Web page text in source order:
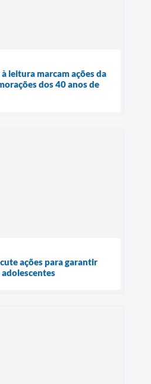
leitura marcam ações da
dos 40 anos de
ações para garantir